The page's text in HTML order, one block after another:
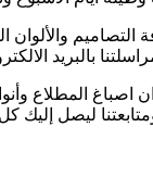
التصاميم
بالبريد
اصباغ المطلاع
ليصل إليك